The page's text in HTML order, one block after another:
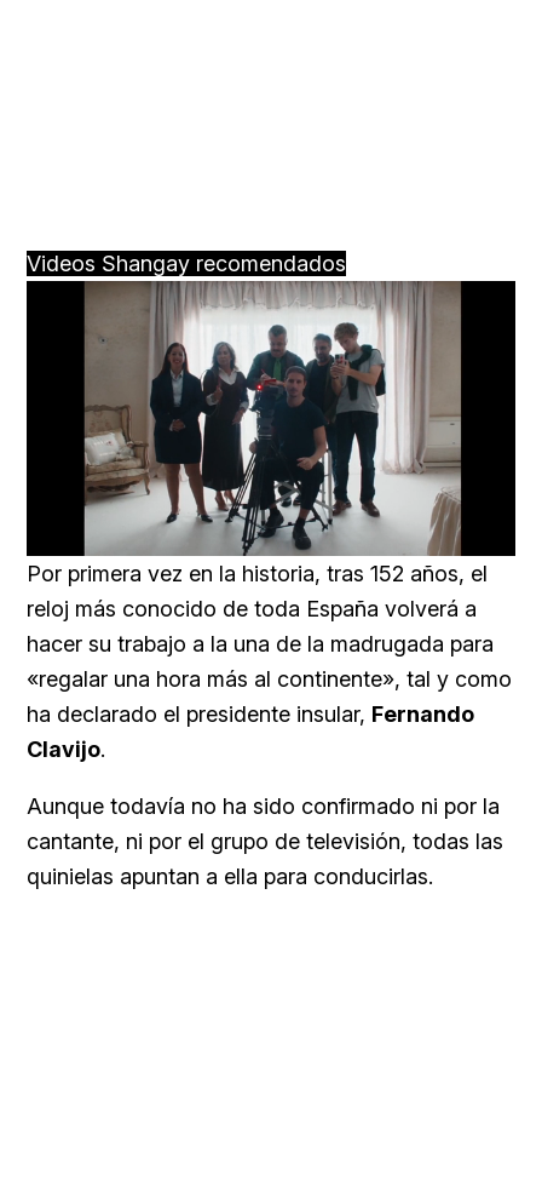
Videos Shangay recomendados
Loaded
66.12%
Por primera vez en la historia, tras 152 años, el
reloj más conocido de toda España volverá a
hacer su trabajo a la una de la madrugada para
«regalar una hora más al continente», tal y como
ha declarado el presidente insular, Fernando
Clavijo.
Aunque todavía no ha sido confirmado ni por la
cantante, ni por el grupo de televisión, todas las
quinielas apuntan a ella para conducirlas.